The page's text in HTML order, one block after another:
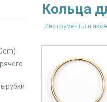
Кольца
Инструменты и